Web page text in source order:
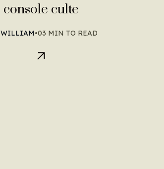
console culte
WILLIAM•03 MIN TO READ